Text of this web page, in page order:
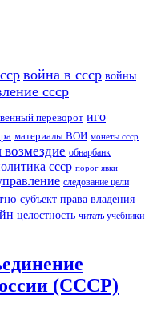
война в ссср войны
ссср
переворот иго
материалы ВОИ монеты ссср
обнарбанк
ссср порог явки
следование цели
субъект права владения
целостность читать учебники
(СССР)